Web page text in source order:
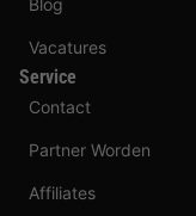
Vacatures
Service
Contact
Partner Worden
Affiliates